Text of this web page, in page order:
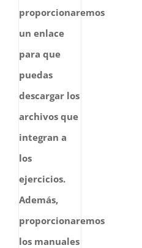
proporcionaremos
un enlace
para que
puedas
descargar los
archivos que
integran a
los
ejercicios.
Además,
proporcionaremos
los manuales